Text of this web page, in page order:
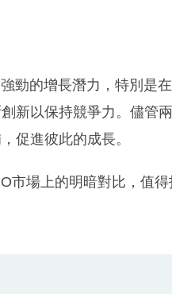
勁的增長潛力，特別是
新以保持競爭力。儘管
促進彼此的成長。
場上的明暗對比，值得